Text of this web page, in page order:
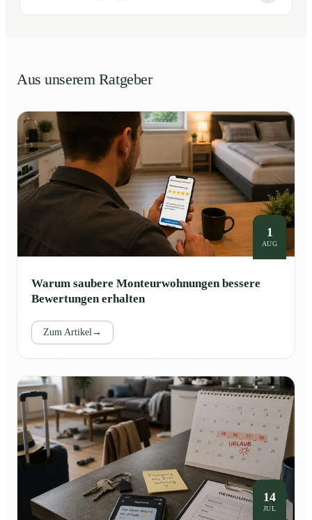
Aus unserem Ratgeber
1
AUG
Warum saubere Monteurwohnungen bessere
Bewertungen erhalten
Zum Artikel →
14
JUL